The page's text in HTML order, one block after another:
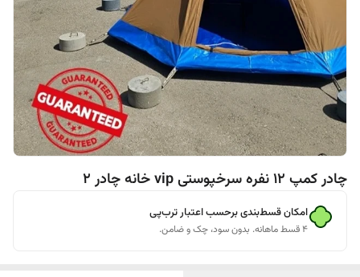
چادر کمپ ۱۲ نفره سرخپوستی vip خانه چادر 2
امکان قسط‌بندی برحسب اعتبار ترب‌پی
۴ قسط ماهانه. بدون سود، چک و ضامن.